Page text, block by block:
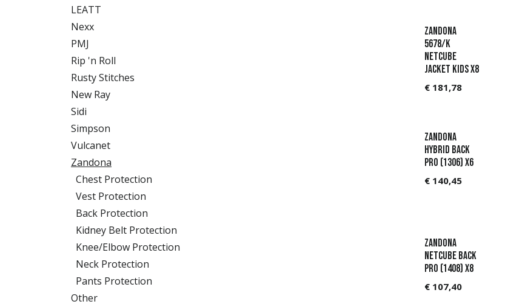
LEATT
Nexx
PMJ
Rip 'n Roll
Rusty Stitches
New Ray
Sidi
Simpson
Vulcanet
Zandona
Chest Protection
Vest Protection
Back Protection
Kidney Belt Protection
Knee/Elbow Protection
Neck Protection
Pants Protection
Other
Zandona
5678/K
Netcube
jacket kids X8
€ 181,78
Zandona
Hybrid Back
Pro (1306) X6
€ 140,45
Zandona
Netcube back
Pro (1408) X8
€ 107,40